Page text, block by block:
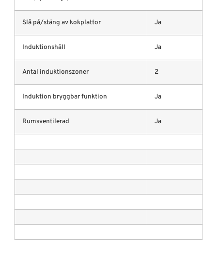
Slå på/stäng av kokplattor Ja
Induktionshäll Ja
Antal induktionszoner 2
Induktion bryggbar funktion Ja
Rumsventilerad Ja